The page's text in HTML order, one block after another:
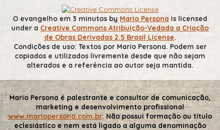
O evangelho em 3 minutos by Mario Persona is licensed
under a Creative Commons Atribuição-Vedada a Criação
de Obras Derivadas 2.5 Brasil License.
Condições de uso: Textos por Mario Persona. Podem ser
copiados e utilizados livremente desde que não sejam
alterados e a referência ao autor seja mantida.
Mario Persona é palestrante e consultor de comunicação,
marketing e desenvolvimento profissional
www.mariopersona.com.br. Não possui formação ou título
eclesiástico e nem está ligado a alguma denominação